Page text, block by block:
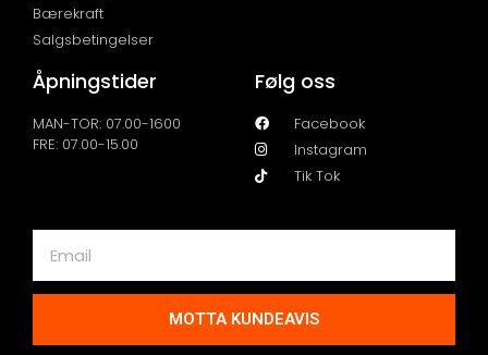
Bærekraft
Salgsbetingelser
Åpningstider
MAN-TOR: 07.00-1600
FRE: 07.00-15.00
Følg oss
Facebook
Instagram
Tik Tok
MOTTA KUNDEAVIS